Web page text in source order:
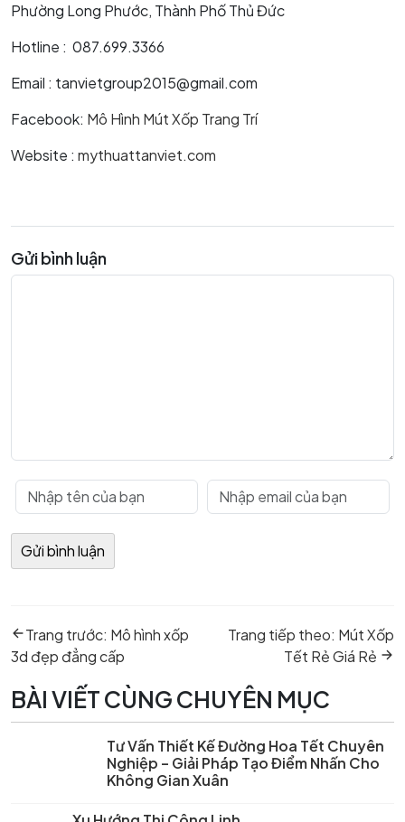
Phường Long Phước, Thành Phố Thủ Đức
Hotline : 087.699.3366
Email : tanvietgroup2015@gmail.com
Facebook: Mô Hình Mút Xốp Trang Trí
Website : mythuattanviet.com
Gửi bình luận
hướng
bài
viết
Trang trước: Previous
post:
Mô hình xốp
3d đẹp đẳng cấp
Trang tiếp theo: Next
post:
Mút Xốp
Tết Rẻ Giá Rẻ
BÀI VIẾT CÙNG CHUYÊN MỤC
Tư Vấn Thiết Kế Đường Hoa Tết Chuyên
Nghiệp – Giải Pháp Tạo Điểm Nhấn Cho
Không Gian Xuân